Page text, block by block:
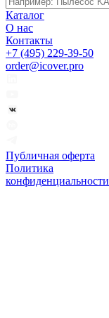
Каталог
О нас
Контакты
+7 (495) 229-39-50
order@icover.pro
Публичная оферта
Политика
конфиденциальности